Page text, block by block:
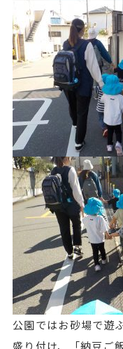
公園ではお砂場で遊
盛り付け、「納豆ご